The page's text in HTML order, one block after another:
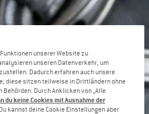
unserer Website zu
unseren Datenverkehr, um
Dadurch erfahren auch unsere
diese sitzen teilweise in Drittländern ohne
Durch Anklicken von „Alle
du keine Cookies mit Ausnahme der
kannst deine Cookie Einstellungen aber